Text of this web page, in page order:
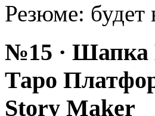
Резюме: будет
№15 · Шапка
Таро
Story Maker